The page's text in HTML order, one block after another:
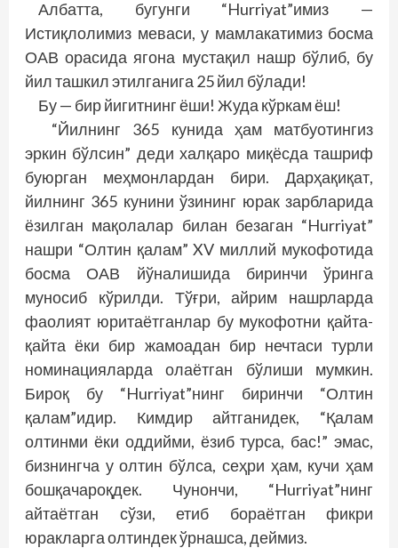
Албатта, бугунги “Hurriyat”имиз —
Истиқлолимиз меваси, у мамлакатимиз босма
ОАВ орасида ягона мус­тақил нашр бўлиб, бу
йил ташкил этилганига 25 йил бўлади!
Бу — бир йигитнинг ёши! Жуда кўркам ёш!
“Йилнинг 365 кунида ҳам матбуотингиз
эркин бўлсин” деди халқаро миқёсда ташриф
буюрган меҳмонлардан бири. Дарҳақиқат,
йилнинг 365 кунини ўзининг юрак зарбларида
ёзилган мақолалар билан безаган “Hurriyat”
нашри “Олтин қалам” XV миллий мукофотида
босма ОАВ йўналишида биринчи ўринга
муносиб кўрилди. Тўғри, айрим нашрларда
фаолият юритаётганлар бу мукофотни қайта-
қайта ёки бир жамоадан бир нечтаси турли
номинацияларда олаётган бўлиши мумкин.
Бироқ бу “Hurriyat”нинг биринчи “Олтин
қалам”идир. Кимдир айтганидек, “Қалам
олтинми ёки оддийми, ёзиб турса, бас!” эмас,
бизнингча у олтин бўлса, сеҳри ҳам, кучи ҳам
бош­қачароқдек. Чунончи, “Hurriyat”нинг
айтаётган сўзи, етиб бораётган фикри
юракларга олтиндек ўрнашса, деймиз.